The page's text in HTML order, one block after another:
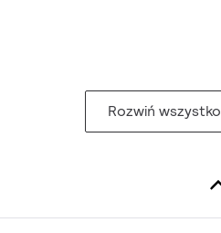
Rozwiń wszystko